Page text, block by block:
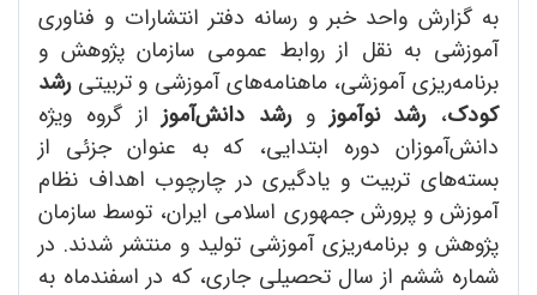
به گزارش واحد خبر و رسانه دفتر انتشارات و فناوری
آموزشی به نقل از روابط عمومی سازمان پژوهش و
برنامه‌ریزی آموزشی، ماهنامه‌های آموزشی و تربیتیرشد
کودک،رشد نوآموز ورشد دانش‌آموزاز گروه ویژه
دانش‌آموزان دوره ابتدایی، که به عنوان جزئی از
بسته‌‌های تربیت و یادگیری در چارچوب اهداف نظام
آموزش و پرورش جمهوری اسلامی ایران، توسط سازمان
پژوهش و برنامه‌ریزی آموزشی تولید و منتشر شدند. در
شماره ششم از سال تحصیلی جاری، که در اسفند‌‌ماه به